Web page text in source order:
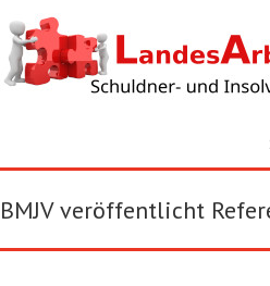
BMJV veröffentlicht